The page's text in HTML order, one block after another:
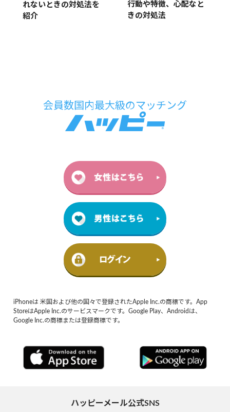
れないときの対処法を
紹介
行動や特徴、心配なと
きの対処法
iPhoneは 米国および他の国々で登録されたApple Inc.の商標です。App
StoreはApple Inc.のサービスマークです。Google Play、Androidは、
Google Inc.の商標または登録商標です。
ハッピーメール公式SNS